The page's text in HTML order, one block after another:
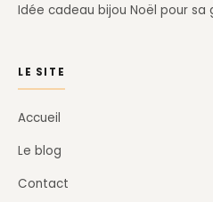
Idée cadeau bijou Noël pour sa
LE SITE
Accueil
Le blog
Contact